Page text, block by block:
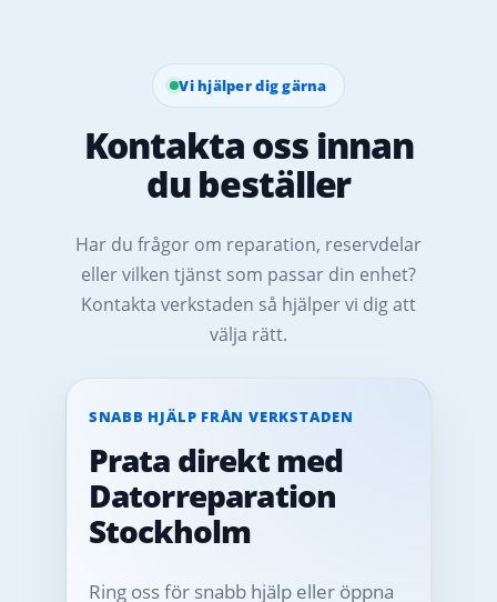
Vi hjälper dig gärna
Kontakta oss innan
du beställer
Har du frågor om reparation, reservdelar
eller vilken tjänst som passar din enhet?
Kontakta verkstaden så hjälper vi dig att
välja rätt.
SNABB HJÄLP FRÅN VERKSTADEN
Prata direkt med
Datorreparation
Stockholm
Ring oss för snabb hjälp eller öppna